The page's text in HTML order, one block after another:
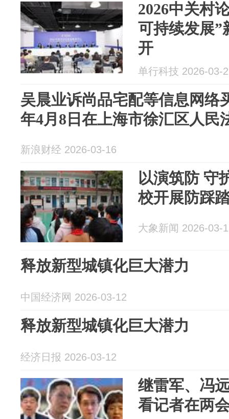
2026中关村
可持续发展”
开
单行科技 2026-03-
吴晨业诉尚品宅配等信息网络
年4月8日在上海市徐汇区人民
新浪财经 2026-03-16
以演筑防 守
校开展防踩
大象新闻 2026-03-
释放新型城镇化巨大潜力
中国经济网 2026-03-12
释放新型城镇化巨大潜力
经济日报 2026-03-12
继雷军、冯
看记者在两